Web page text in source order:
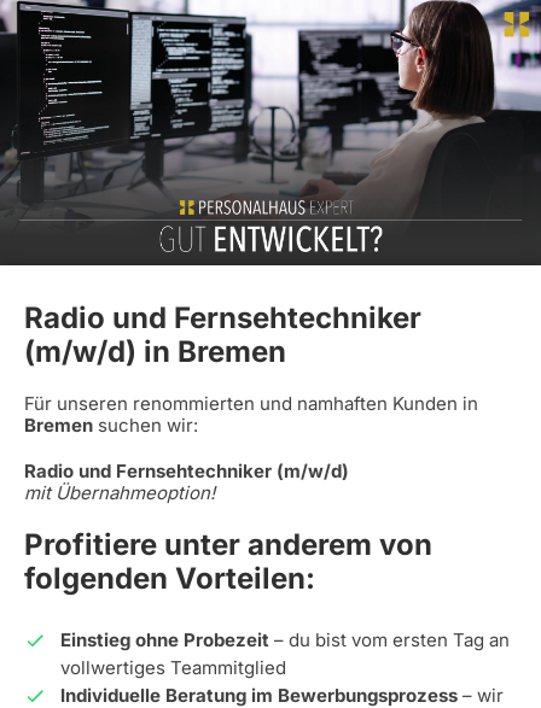
Radio und Fernsehtechniker
(m/w/d) in Bremen
Für unseren renommierten und namhaften Kunden in
Bremen suchen wir:
Radio und Fernsehtechniker (m/w/d)
mit Übernahmeoption!
Profitiere unter anderem von
folgenden Vorteilen:
Einstieg ohne Probezeit – du bist vom ersten Tag an
vollwertiges Teammitglied
Individuelle Beratung im Bewerbungsprozess – wir